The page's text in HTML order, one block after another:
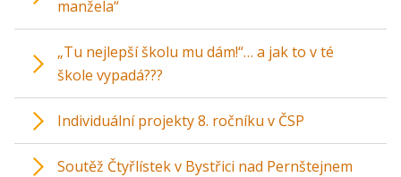
manžela“
„Tu nejlepší školu mu dám!“… a jak to v té
škole vypadá???
Individuální projekty 8. ročníku v ČSP
Soutěž Čtyřlístek v Bystřici nad Pernštejnem